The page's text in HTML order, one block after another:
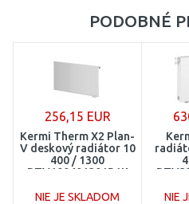
PODOBNÉ
256,15 EUR
Kermi Therm X2 Plan-
V deskový radiátor 10
400 / 1300
PTV100401301R1K
NIE JE SKLADOM
NIE